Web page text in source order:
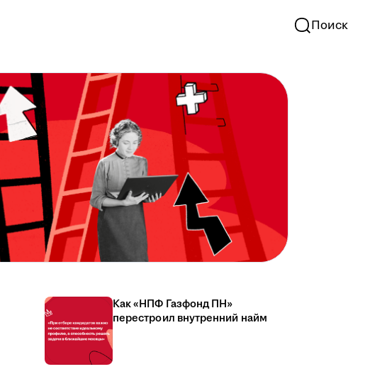
Поиск
Как «НПФ Газфонд ПН»
перестроил внутренний найм